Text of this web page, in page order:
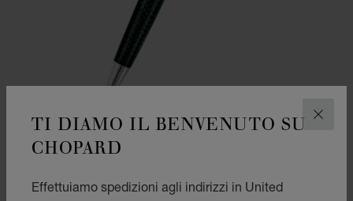
TI DIAMO IL BENVENUTO SU
CHOPARD
Effettuiamo spedizioni agli indirizzi in United